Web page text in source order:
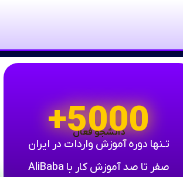
تـنها دوره آموزش واردات در ایران
صفر تا صد آموزش کار با AliBaba
دانشجو فعال
5000+